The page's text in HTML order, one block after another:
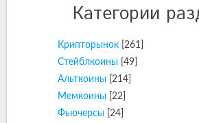
Категории
Крипторынок
[261]
Стейблкоины [49]
Альткоины
[214]
Мемкоины
[22]
Фьючерсы
[24]